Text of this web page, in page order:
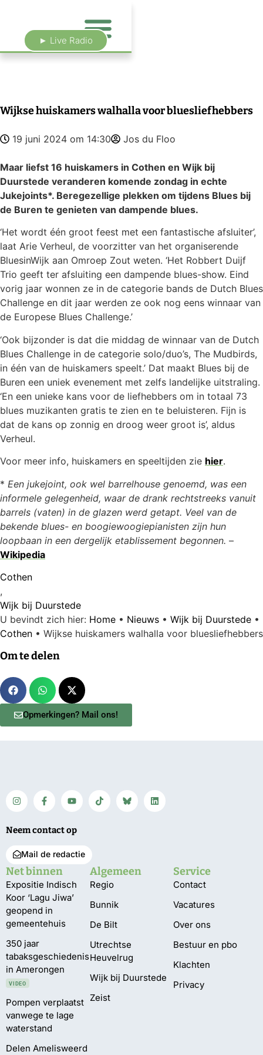
► Live Radio
Wijkse huiskamers walhalla voor bluesliefhebbers
19 juni 2024 om 14:30 Jos du Floo
Maar liefst 16 huiskamers in Cothen en Wijk bij
Duurstede veranderen komende zondag in echte
Jukejoints*. Beregezellige plekken om tijdens Blues bij
de Buren te genieten van dampende blues.
‘Het wordt één groot feest met een fantastische afsluiter’,
laat Arie Verheul, de voorzitter van het organiserende
BluesinWijk aan Omroep Zout weten. ‘Het Robbert Duijf
Trio geeft ter afsluiting een dampende blues-show. Eind
vorig jaar wonnen ze in de categorie bands de Dutch Blues
Challenge en dit jaar werden ze ook nog eens winnaar van
de Europese Blues Challenge.’
‘Ook bijzonder is dat die middag de winnaar van de Dutch
Blues Challenge in de categorie solo/duo’s, The Mudbirds,
in één van de huiskamers speelt.’ Dat maakt Blues bij de
Buren een uniek evenement met zelfs landelijke uitstraling.
‘En een unieke kans voor de liefhebbers om in totaal 73
blues muzikanten gratis te zien en te beluisteren. Fijn is
dat de kans op zonnig en droog weer groot is’, aldus
Verheul.
Voor meer info, huiskamers en speeltijden zie hier.
* Een jukejoint, ook wel barrelhouse genoemd, was een
informele gelegenheid, waar de drank rechtstreeks vanuit
barrels (vaten) in de glazen werd getapt. Veel van de
bekende blues- en boogiewoogiepianisten zijn hun
loopbaan in een dergelijk etablissement begonnen. –
Wikipedia
Cothen
,
Wijk bij Duurstede
U bevindt zich hier: Home • Nieuws • Wijk bij Duurstede •
Cothen • Wijkse huiskamers walhalla voor bluesliefhebbers
Om te delen
Opmerkingen? Mail ons!
Neem contact op
Mail de redactie
Net binnen
Expositie Indisch
Koor ‘Lagu Jiwa’
geopend in
gemeentehuis
350 jaar
tabaksgeschiedenis
in Amerongen
VIDEO
Pompen verplaatst
vanwege te lage
waterstand
Delen Amelisweerd
Algemeen
Regio
Bunnik
De Bilt
Utrechtse
Heuvelrug
Wijk bij Duurstede
Zeist
Service
Contact
Vacatures
Over ons
Bestuur en pbo
Klachten
Privacy